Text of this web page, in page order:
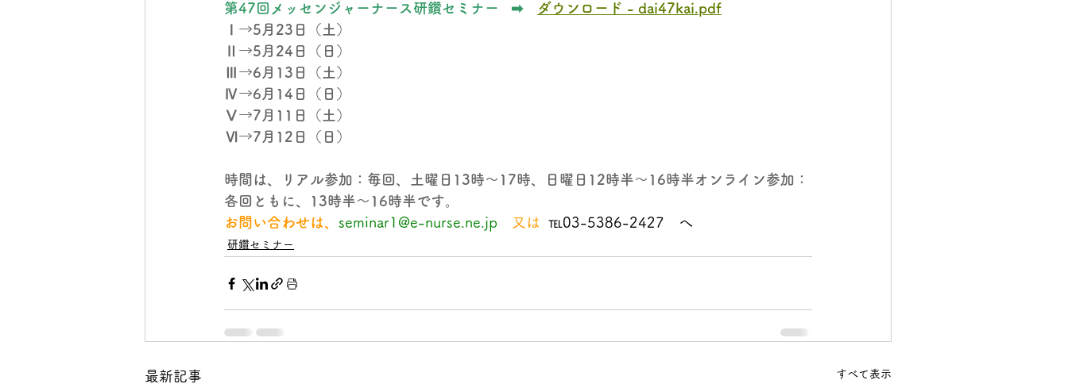
第47回メッセンジャーナース研鑽セミナー   ➡
ダウンロード - dai47kai.pdf
Ⅰ→5月23日（土）
Ⅱ→5月24日（日）
Ⅲ→6月13日（土）
Ⅳ→6月14日（日）
Ⅴ→7月11日（土）
Ⅵ→7月12日（日）
時間は、リアル参加：毎回、土曜日13時～17時、日曜日12時半～16時半オンライン参加：
各回ともに、13時半～16時半です。
お問い合わせは、 seminar1@e-nurse.ne.jp 又は ℡03-5386-2427　へ
研鑽セミナー
最新記事 すべて表示